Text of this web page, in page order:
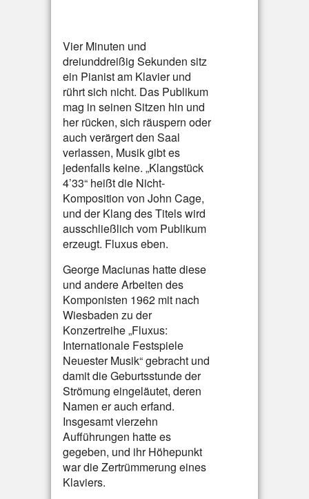
Vier Minuten und
dreiunddreißig Sekunden sitz
ein Pianist am Klavier und
rührt sich nicht. Das Publikum
mag in seinen Sitzen hin und
her rücken, sich räuspern oder
auch verärgert den Saal
verlassen, Musik gibt es
jedenfalls keine. „Klangstück
4’33“ heißt die Nicht-
Komposition von John Cage,
und der Klang des Titels wird
ausschließlich vom Publikum
erzeugt. Fluxus eben.
George Maciunas hatte diese
und andere Arbeiten des
Komponisten 1962 mit nach
Wiesbaden zu der
Konzertreihe „Fluxus:
Internationale Festspiele
Neuester Musik“ gebracht und
damit die Geburtsstunde der
Strömung eingeläutet, deren
Namen er auch erfand.
Insgesamt vierzehn
Aufführungen hatte es
gegeben, und ihr Höhepunkt
war die Zertrümmerung eines
Klaviers.